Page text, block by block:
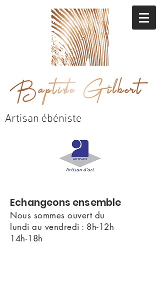
Artisan ébéniste
Echangeons ensemble
Contact
Nous sommes ouvert du
lundi au vendredi : 8h-12h
14h-18h